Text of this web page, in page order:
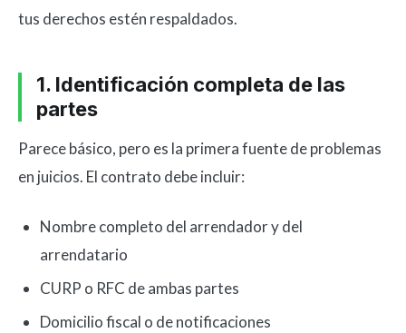
tus derechos estén respaldados.
1. Identificación completa de las
partes
Parece básico, pero es la primera fuente de problemas
en juicios. El contrato debe incluir:
Nombre completo del arrendador y del
arrendatario
CURP o RFC de ambas partes
Domicilio fiscal o de notificaciones